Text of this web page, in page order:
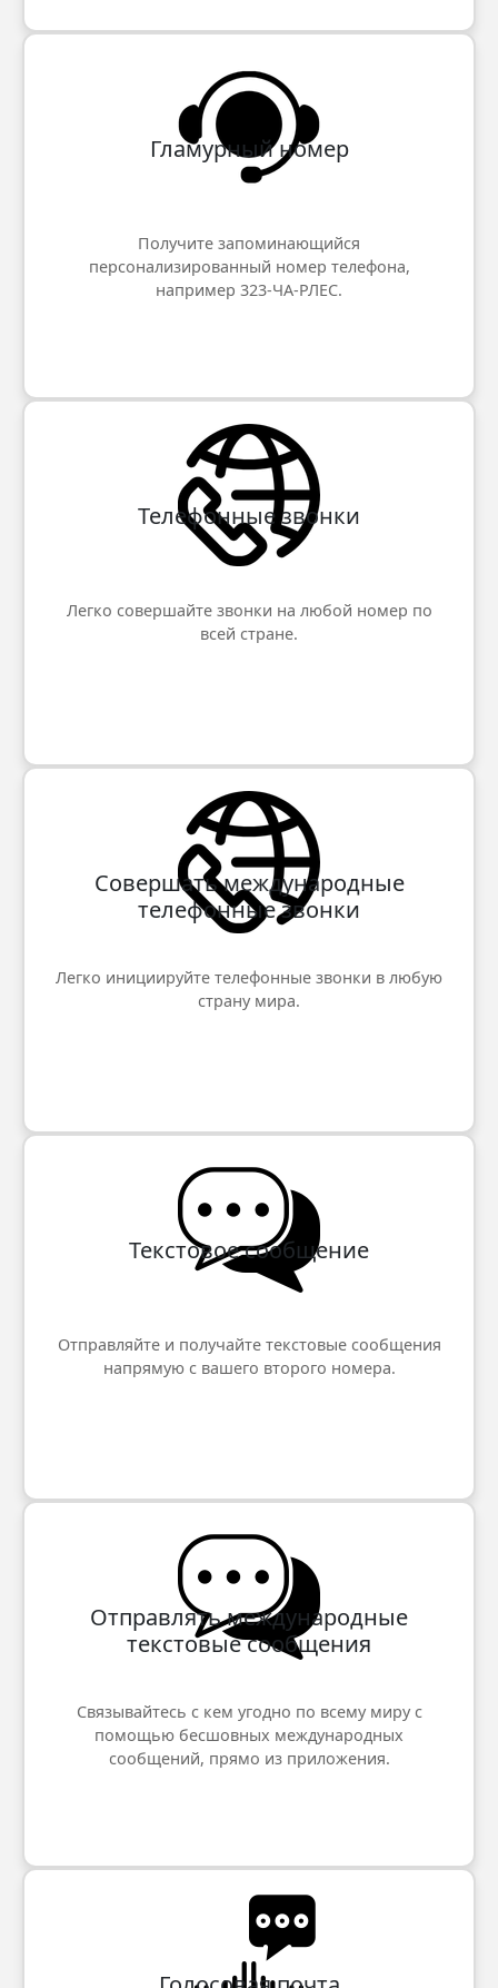
Гламурный номер
Получите запоминающийся
персонализированный номер телефона,
например 323-ЧА-РЛЕС.
Телефонные звонки
Легко совершайте звонки на любой номер по
всей стране.
Совершать международные
телефонные звонки
Легко инициируйте телефонные звонки в любую
страну мира.
Текстовое сообщение
Отправляйте и получайте текстовые сообщения
напрямую с вашего второго номера.
Отправлять международные
текстовые сообщения
Связывайтесь с кем угодно по всему миру с
помощью бесшовных международных
сообщений, прямо из приложения.